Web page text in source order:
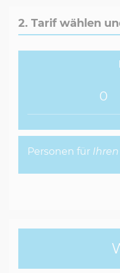
Bitte 30
2. Tarif wählen
Personen für